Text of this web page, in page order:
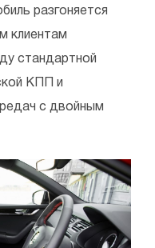
разгоняется
клиентам
стандартной
КПП и
с двойным